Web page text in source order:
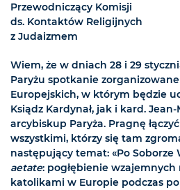
Przewodniczący Komisji
ds. Kontaktów Religijnych
z Judaizmem
Wiem, że w dniach 28 i 29
Paryżu spotkanie
Europejskich, w którym będzie
Ksiądz Kardynał, jak i kard.
arcybiskup Paryża. Pragnę
wszystkimi, którzy się tam
następujący temat: «Po Soborze
aetate: pogłębienie
katolikami w Europie podczas